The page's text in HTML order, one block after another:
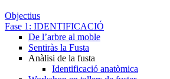
Objectius
Fase 1: IDENTIFICACIÓ
De l’arbre al moble
Sentiràs la Fusta
Anàlisi de la fusta
Identificació anatòmica